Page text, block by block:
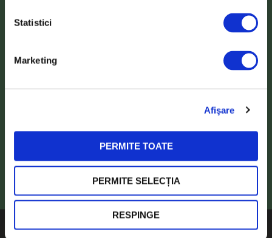
Statistici
Marketing
Afişare
PERMITE TOATE
PERMITE SELECȚIA
RESPINGE
Organizare Evenimente
0219955